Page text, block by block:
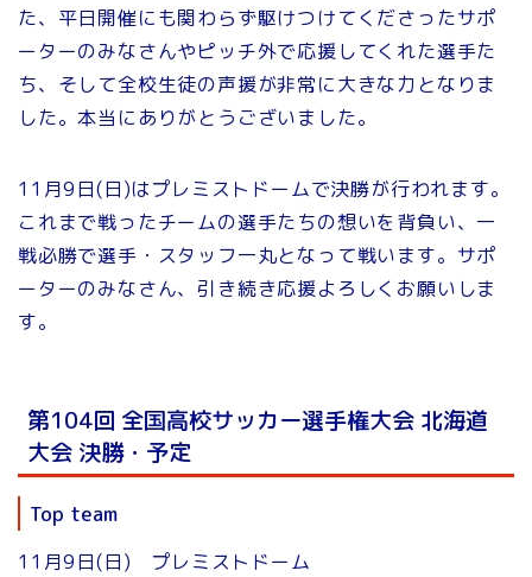
た、平日開催にも関わらず駆けつけてくださったサポ
ーターのみなさんやピッチ外で応援してくれた選手た
ち、そして全校生徒の声援が非常に大きな力となりま
した。本当にありがとうございました。
11月9日(日)はプレミストドームで決勝が行われます。
これまで戦ったチームの選手たちの想いを背負い、一
戦必勝で選手・スタッフ一丸となって戦います。サポ
ーターのみなさん、引き続き応援よろしくお願いしま
す。
第104回 全国高校サッカー選手権大会 北海道
大会 決勝・予定
Top team
11月9日(日) プレミストドーム